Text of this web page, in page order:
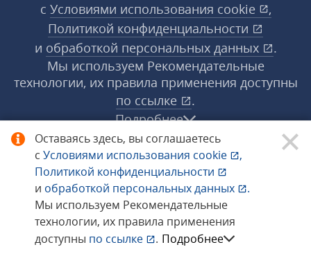
Оставаясь здесь, вы соглашаетесь
с Условиями использования cookie
,
Политикой конфиденциальности
и обработкой персональных данных
.
Мы используем Рекомендательные
технологии, их правила применения
доступны по ссылке . Подробнее
с Условиями использования cookie
,
Политикой конфиденциальности
и обработкой персональных данных
.
Мы используем Рекомендательные
технологии, их правила применения доступны
по ссылке
.
Подробнее
© 1998−2026 «1С‑Рарус» ®. Все права
защищены.
Сообщить об ошибке